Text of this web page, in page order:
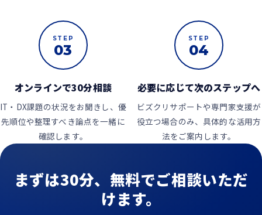
STEP
03
オンラインで30分相談
IT・DX課題の状況をお聞きし、優
先順位や整理すべき論点を一緒に
確認します。
STEP
04
必要に応じて次のステップへ
ビズクリサポートや専門家支援が
役立つ場合のみ、具体的な活用方
法をご案内します。
まずは30分、無料でご相談いただ
けます。